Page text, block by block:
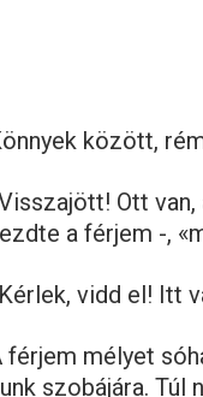
között,
Ott
a férjem -,
vidd el! Itt
férjem mélyet
szobájára. Túl